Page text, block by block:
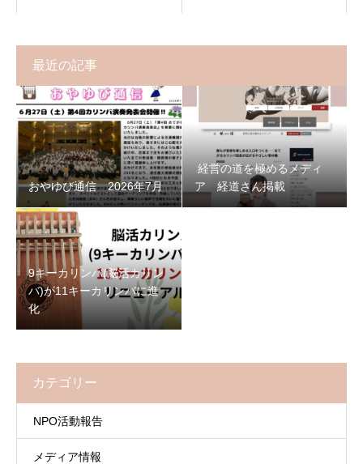
最近の記事
おやゆび通信 2026年7月
経営の道を極めるメディ
ア 経道さん掲載
9キーカリンバ(脳活カリン
バ)が11キーカリンバに進
化
カテゴリー
NPO活動報告
メディア情報